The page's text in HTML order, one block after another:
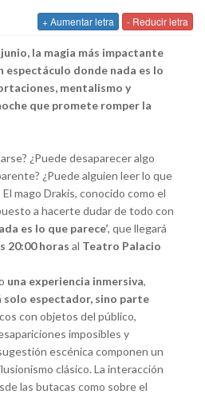
+ Aumentar letra - Reducir letra
la magia más impactante
espectáculo donde nada es lo
mentalismo y
que promete romper la
¿Puede desaparecer algo
¿Puede alguien leer lo que
mago Drakis, conocido como el
a hacerte dudar de todo con
es lo que parece’, que llegará
20:00 horas al Teatro Palacio
una experiencia inmersiva,
solo espectador, sino parte
con objetos del público,
imposibles y
escénica componen un
clásico. La interacción
las butacas como sobre el